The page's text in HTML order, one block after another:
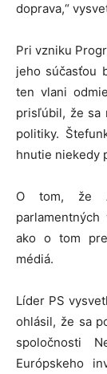
doprava,“
Pri vzniku
jeho súčasťou
ten vlani
prisľúbil, že sa
politiky.
hnutie niekedy
O tom, že
ako o tom
médiá.
Líder PS
ohlásil, že sa
spoločnosti
Európskeho